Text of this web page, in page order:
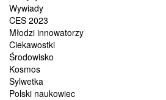
Wywiady
CES 2023
Młodzi innowatorzy
Ciekawostki
Środowisko
Kosmos
Sylwetka
Polski naukowiec